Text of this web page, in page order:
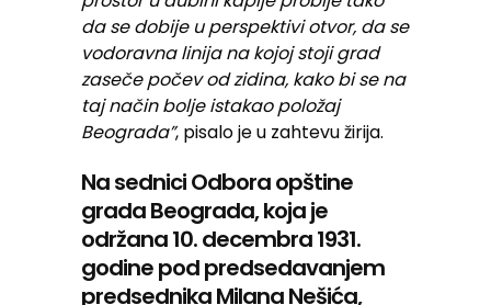
da se dobije u perspektivi otvor, da se
vodoravna linija na kojoj stoji grad
zaseče počev od zidina, kako bi se na
taj način bolje istakao položaj
Beograda”, pisalo je u zahtevu žirija.
Na sednici Odbora opštine
grada Beograda, koja je
održana 10. decembra 1931.
godine pod predsedavanjem
predsednika Milana Nešića,